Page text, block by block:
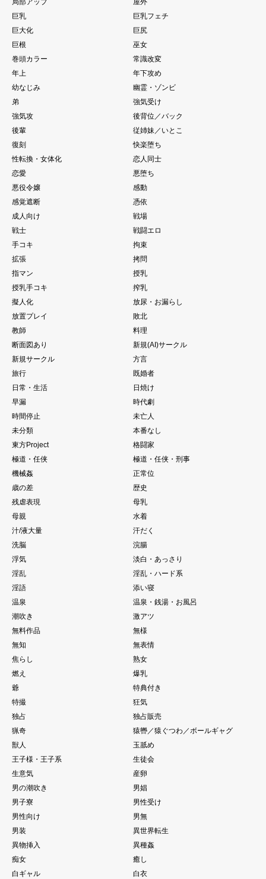
局部アップ
屋外
巨乳
巨乳フェチ
巨大化
巨尻
巨根
巫女
巻頭カラー
常識改変
年上
年下攻め
幼なじみ
幽霊・ゾンビ
弟
強気受け
強気攻
後背位／バック
後輩
従姉妹／いとこ
復刻
快楽堕ち
性転換・女体化
恋人同士
恋愛
悪堕ち
悪役令嬢
感動
感覚遮断
憑依
成人向け
戦場
戦士
戦闘エロ
手コキ
拘束
拡張
拷問
指マン
授乳
授乳手コキ
搾乳
擬人化
放尿・お漏らし
放置プレイ
敗北
教師
料理
断面図あり
新規(AI)サークル
新規サークル
方言
旅行
既婚者
日常・生活
日焼け
早漏
時代劇
時間停止
未亡人
未分類
本番なし
東方Project
格闘家
極道・任侠
極道・任侠・刑事
機械姦
正常位
歳の差
歴史
残虐表現
母乳
母親
水着
汁/液大量
汗だく
洗脳
浣腸
浮気
淡白・あっさり
淫乱
淫乱・ハード系
淫語
添い寝
温泉
温泉・銭湯・お風呂
潮吹き
激アツ
無料作品
無様
無知
無表情
焦らし
熟女
燃え
爆乳
爺
特典付き
特撮
狂気
独占
独占販売
猟奇
猿轡／猿ぐつわ／ボールギャグ
獣人
玉舐め
王子様・王子系
生徒会
生意気
産卵
男の潮吹き
男娼
男子寮
男性受け
男性向け
男無
男装
異世界転生
異物挿入
異種姦
痴女
癒し
白ギャル
白衣